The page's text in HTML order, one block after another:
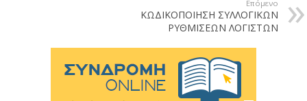
Επόμενο
ΚΩΔΙΚΟΠΟΙΗΣΗ ΣΥΛΛΟΓΙΚΩΝ
ΡΥΘΜΙΣΕΩΝ ΛΟΓΙΣΤΩΝ